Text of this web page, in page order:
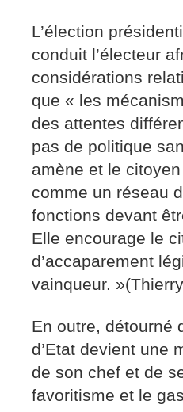
L’élection
conduit l’électeur
considérations
que « les
des attentes
pas de politique
amène et le
comme un réseau
fonctions devant
Elle encourage le
d’accaparement
vainqueur.
En outre, détourné
d’Etat devient une
de son chef et de
favoritisme et le